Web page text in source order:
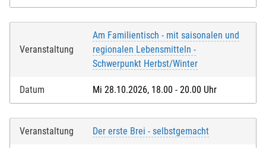
Veranstaltung
Am Familientisch - mit saisonalen und
regionalen Lebensmitteln -
Schwerpunkt Herbst/Winter
Datum Mi 28.10.2026, 18.00 - 20.00 Uhr
Veranstaltung Der erste Brei - selbstgemacht